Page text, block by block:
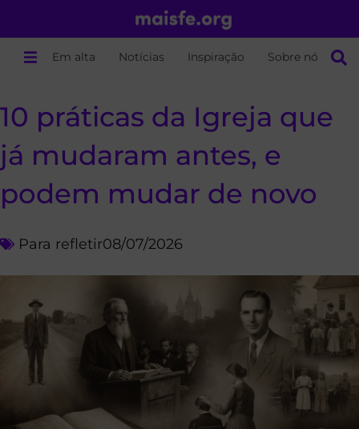
Em alta Notícias Inspiração Sobre nós
10 práticas da Igreja que
já mudaram antes, e
podem mudar de novo
Para refletir08/07/2026